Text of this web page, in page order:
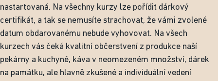
nastartovaná. Na všechny kurzy lze pořídit dárkový
certifikát, a tak se nemusíte strachovat, že vámi zvolené
datum obdarovanému nebude vyhovovat. Na všech
kurzech vás čeká kvalitní občerstvení z produkce naší
pekárny a kuchyně, káva v neomezeném množství, dárek
na památku, ale hlavně zkušené a individuální vedení